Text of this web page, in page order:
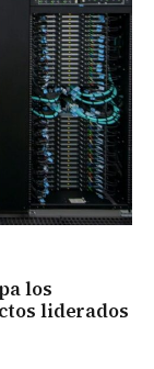
los
liderados